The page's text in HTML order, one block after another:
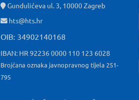
Gundulićeva ul. 3, 10000 Zagreb
hts@hts.hr
OIB: 34902140168
IBAN: HR 92236 0000 110 123 6028
Brojčana oznaka javnopravnog tijela 251-
795